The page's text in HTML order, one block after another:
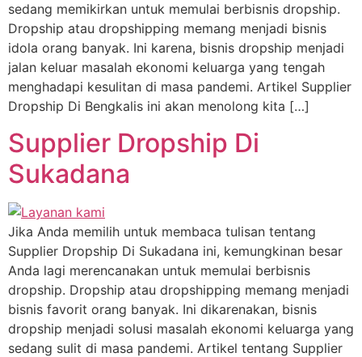
sedang memikirkan untuk memulai berbisnis dropship.
Dropship atau dropshipping memang menjadi bisnis
idola orang banyak. Ini karena, bisnis dropship menjadi
jalan keluar masalah ekonomi keluarga yang tengah
menghadapi kesulitan di masa pandemi. Artikel Supplier
Dropship Di Bengkalis ini akan menolong kita […]
Supplier Dropship Di
Sukadana
Jika Anda memilih untuk membaca tulisan tentang
Supplier Dropship Di Sukadana ini, kemungkinan besar
Anda lagi merencanakan untuk memulai berbisnis
dropship. Dropship atau dropshipping memang menjadi
bisnis favorit orang banyak. Ini dikarenakan, bisnis
dropship menjadi solusi masalah ekonomi keluarga yang
sedang sulit di masa pandemi. Artikel tentang Supplier